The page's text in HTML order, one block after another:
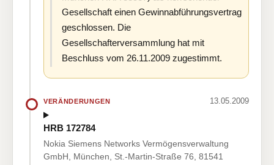
Gesellschaft einen Gewinnabführungsvertrag
geschlossen. Die
Gesellschafterversammlung hat mit
Beschluss vom 26.11.2009 zugestimmt.
VERÄNDERUNGEN 13.05.2009
HRB 172784
Nokia Siemens Networks Vermögensverwaltung
GmbH, München, St.-Martin-Straße 76, 81541